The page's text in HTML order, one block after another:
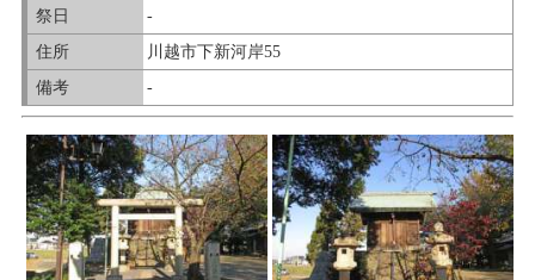
祭日
-
住所
川越市下新河岸55
備考
-